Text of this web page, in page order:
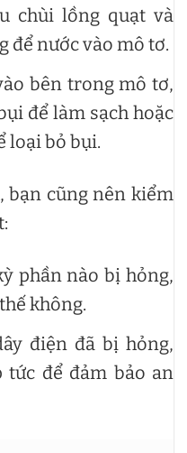
chùi lồng quạt và
để nước vào mô tơ.
bên trong mô tơ,
để làm sạch hoặc
loại bỏ bụi.
bạn cũng nên kiểm
phần nào bị hỏng,
không.
điện đã bị hỏng,
tức để đảm bảo an